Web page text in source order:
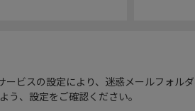
ビスの設定により、迷惑メールフォル
、設定をご確認ください。